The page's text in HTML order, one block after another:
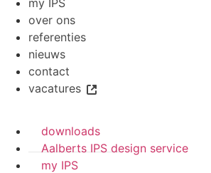
my IPS
over ons
referenties
nieuws
contact
vacatures
downloads
Aalberts IPS design service
my IPS